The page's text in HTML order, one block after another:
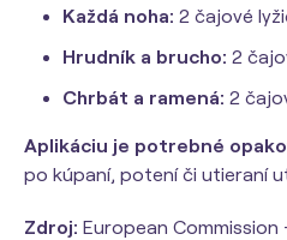
Každá noha: 2 čajové
Hrudník a brucho: 2
Chrbát a ramená: 2
Aplikáciu je potrebné
po kúpaní, potení či utieraní
Zdroj: European Commission